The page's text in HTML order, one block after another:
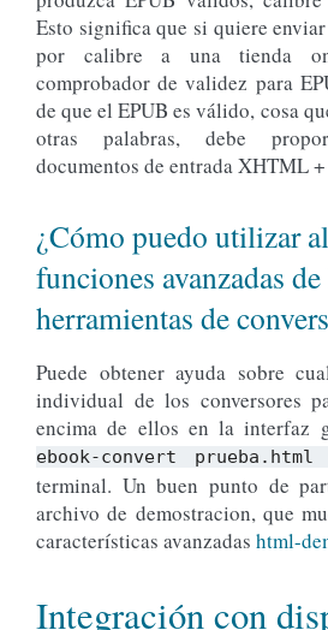
Esto significa que si quiere
por calibre a una tienda
comprobador de validez para
de que el EPUB es válido, cosa
otras palabras, debe
documentos de entrada XHTML
¿Cómo puedo utilizar
funciones avanzadas de
herramientas de
Puede obtener ayuda sobre
individual de los conversores
encima de ellos en la interfaz
ebook-convert prueba.html
terminal. Un buen punto de
archivo de demostracion, que
características avanzadas html-
Integración con